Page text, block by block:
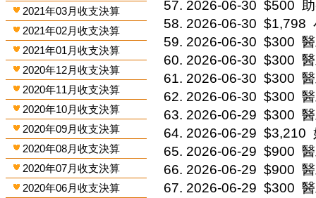
2021年03月收支決算
2021年02月收支決算
2021年01月收支決算
2020年12月收支決算
2020年11月收支決算
2020年10月收支決算
2020年09月收支決算
2020年08月收支決算
2020年07月收支決算
2020年06月收支決算
2026-06-30 $500
2026-06-30 $1,798
2026-06-30 $300
2026-06-30 $300
2026-06-30 $300
2026-06-30 $300
2026-06-29 $300
2026-06-29 $3,210
2026-06-29 $900
2026-06-29 $900
2026-06-29 $300